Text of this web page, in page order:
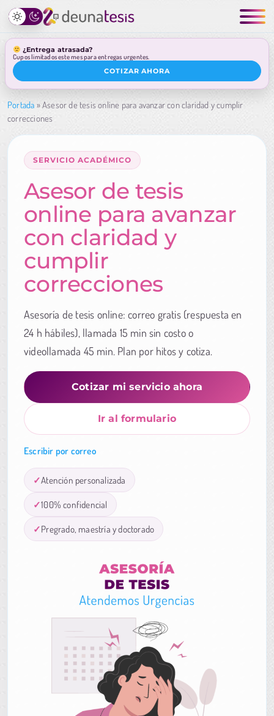
¿Entrega atrasada?
Cupos limitados este mes para entregas urgentes.
COTIZAR AHORA
Portada »Asesor de tesis online para avanzar con claridad y cumplir
correcciones
SERVICIO ACADÉMICO
Asesor de tesis
online para avanzar
con claridad y
cumplir
correcciones
Asesoría de tesis online: correo gratis (respuesta en
24 h hábiles), llamada 15 min sin costo o
videollamada 45 min. Plan por hitos y cotiza.
Cotizar mi servicio ahora
Ir al formulario
Escribir por correo
Atención personalizada
100% confidencial
Pregrado, maestría y doctorado